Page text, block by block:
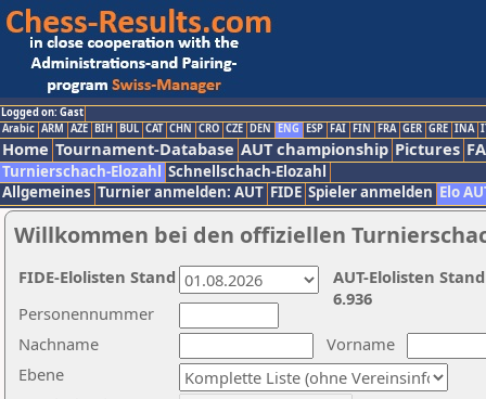
Logged on: Gast
Arabic ARM AZE BIH BUL CAT CHN CRO CZE DEN ENG ESP FAI FIN FRA GER GRE INA
Home Tournament-Database AUT championship Pictures
Turnierschach-Elozahl Schnellschach-Elozahl
Allgemeines Turnier anmelden: AUT FIDE Spieler anmelden Elo
Willkommen bei den offiziellen
Nachname
Vorname
Ebene
Personennummer
AUT-Elolisten
6.936
FIDE-Elolisten Stand